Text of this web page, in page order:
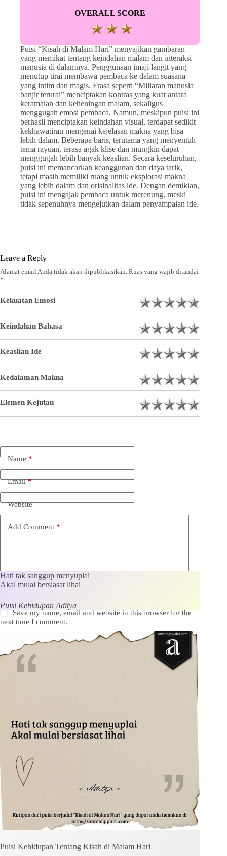
OVERALL SCORE
Puisi “Kisah di Malam Hari” menyajikan gambaran
yang memikat tentang keindahan malam dan interaksi
manusia di dalamnya. Penggunaan imaji langit yang
menutup tirai membawa pembaca ke dalam suasana
yang intim dan magis. Frasa seperti “Miliaran manusia
banjir terurai” menciptakan kontras yang kuat antara
keramaian dan keheningan malam, sekaligus
menggugah emosi pembaca. Namun, meskipun puisi ini
berhasil menciptakan keindahan visual, terdapat sedikit
kekhawatiran mengenai kejelasan makna yang bisa
lebih dalam. Beberapa baris, terutama yang menyentuh
tema rayuan, terasa agak klise dan mungkin dapat
menggugah lebih banyak keaslian. Secara keseluruhan,
puisi ini memancarkan keanggunan dan daya tarik,
tetapi masih memiliki ruang untuk eksplorasi makna
yang lebih dalam dan orisinalitas ide. Dengan demikian,
puisi ini mengajak pembaca untuk merenung, meski
tidak sepenuhnya mengejutkan dalam penyampaian ide.
Leave a Reply
Alamat email Anda tidak akan dipublikasikan. Ruas yang wajib ditandai
*
Kekuatan Emosi
Keindahan Bahasa
Keaslian Ide
Kedalaman Makna
Elemen Kejutan
Name*
Email*
Website
Add Comment *
Save my name, email and website in this browser for the
next time I comment.
Kirim Komentar
Hati tak sanggup menyuplai
Akal mulai bersiasat lihai
Puisi Kehidupan Aditya
Puisi Kehidupan Tentang Kisah di Malam Hari